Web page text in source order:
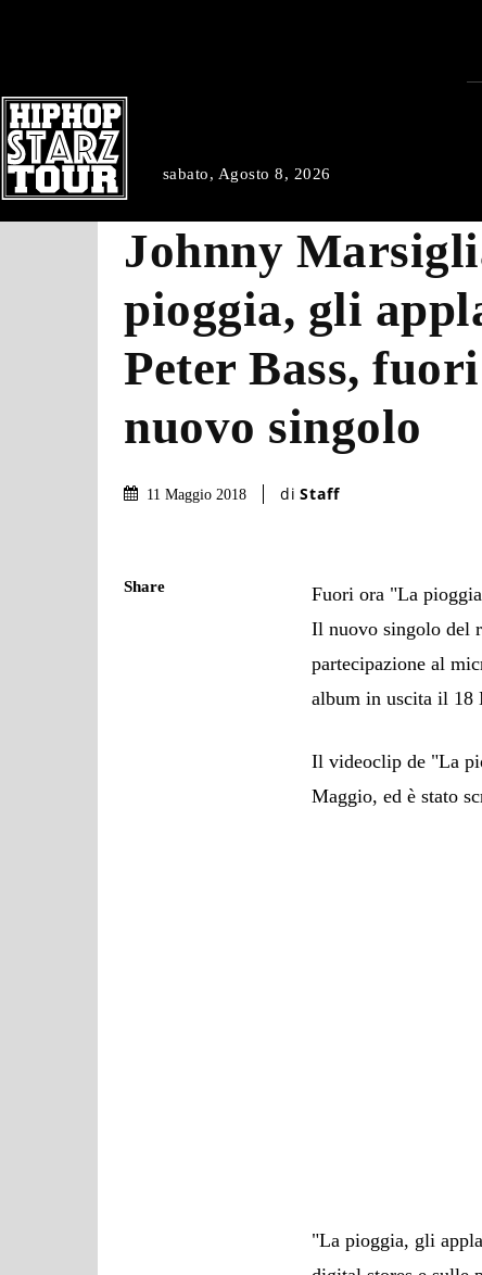
sabato, Agosto 8, 2026
Johnny
pioggia, gli
Peter Bass,
nuovo singolo
11 Maggio 2018 di Staff
Share Fuori ora "La
Il nuovo singolo del
partecipazione al
album in uscita il 18
Il videoclip de "La
Maggio, ed è stato
"La pioggia, gli